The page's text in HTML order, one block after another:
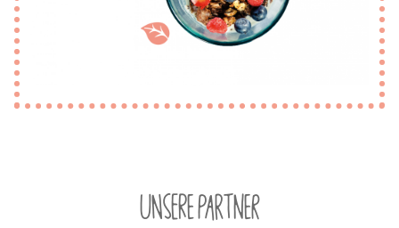
Unsere Partner